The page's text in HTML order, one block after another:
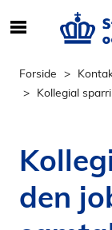
e
r
n
Forside
Kollegial
den